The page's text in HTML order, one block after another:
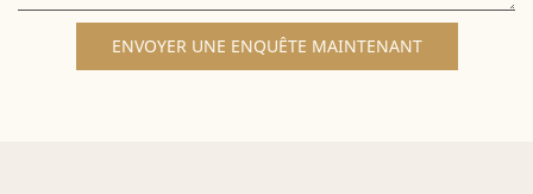
ENVOYER UNE ENQUÊTE MAINTENANT